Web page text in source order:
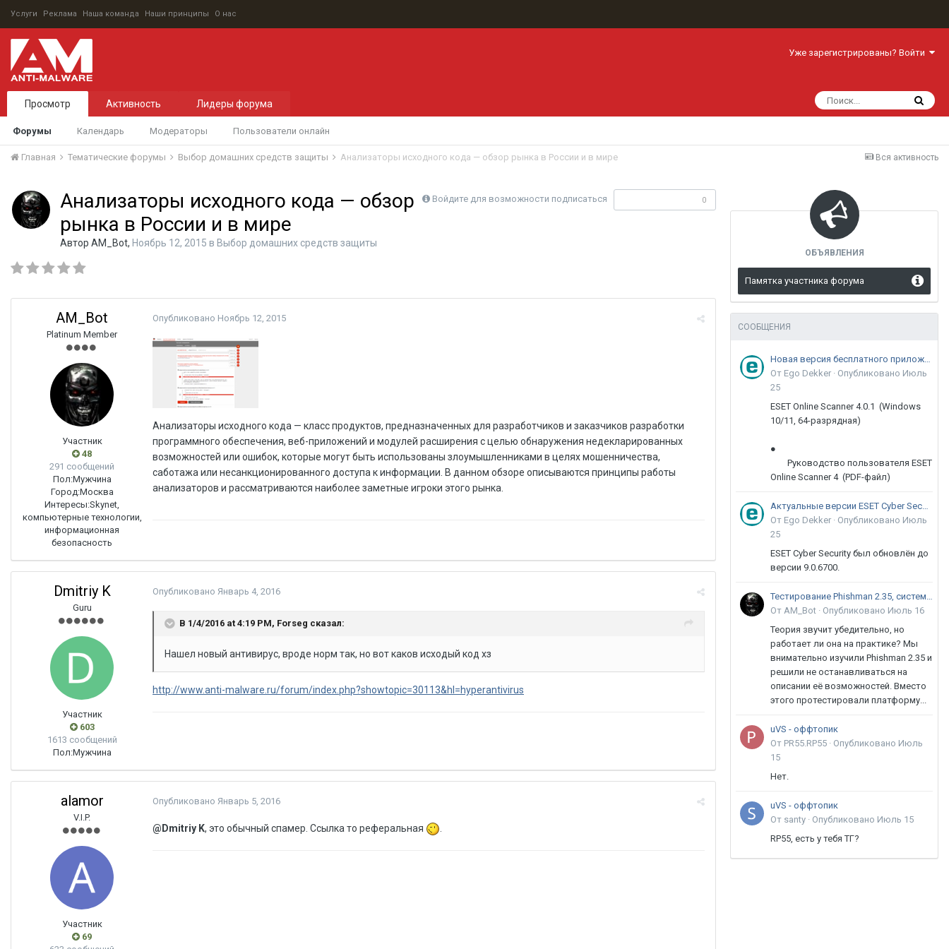
Услуги Реклама Наша команда Наши принципы О нас
Уже зарегистрированы? Войти
Просмотр
Форумы Календарь Модераторы Пользователи онлайн
Активность Лидеры форума
Вся активность
Главная Тематические форумы Выбор домашних средств защиты Анализаторы исходного кода — обзор рынка в России и в мире
Войдите для возможности подписаться 0
Анализаторы исходного кода — обзор
рынка в России и в мире
Автор AM_Bot, Ноябрь 12, 2015 в Выбор домашних средств защиты
AM_Bot
Platinum Member
Участник
48
291 сообщений
Пол:Мужчина
Город:Москва
Интересы:Skynet,
компьютерные технологии,
информационная
безопасность
Опубликовано Ноябрь 12, 2015
Анализаторы исходного кода — класс продуктов, предназначенных для разработчиков и заказчиков разработки
программного обеспечения, веб-приложений и модулей расширения с целью обнаружения недекларированных
возможностей или ошибок, которые могут быть использованы злоумышленниками в целях мошенничества,
саботажа или несанкционированного доступа к информации. В данном обзоре описываются принципы работы
анализаторов и рассматриваются наиболее заметные игроки этого рынка.
Dmitriy K
Guru
Участник
603
1613 сообщений
Пол:Мужчина
Опубликовано Январь 4, 2016
В 1/4/2016 at 4:19 PM, Forseg сказал:
Нашел новый антивирус, вроде норм так, но вот каков исходый код хз
http://www.anti-malware.ru/forum/index.php?showtopic=30113&hl=hyperantivirus
alamor
V.I.P.
Участник
69
Опубликовано Январь 5, 2016
@Dmitriy K, это обычный спамер. Ссылка то реферальная
ОБЪЯВЛЕНИЯ
Памятка участника форума
СООБЩЕНИЯ
Новая версия бесплатного приложения ESET Online Scanner доступна пользователям
От Ego Dekker · Опубликовано Июль
25
ESET Online Scanner 4.0.1 (Windows
10/11, 64-разрядная)
●
Руководство пользователя ESET
Online Scanner 4 (PDF-файл)
Актуальные версии ESET Cyber Security 9
От Ego Dekker · Опубликовано Июль
25
ESET Cyber Security был обновлён до
версии 9.0.6700.
Тестирование Phishman 2.35, системы повышения осведомлённости пользователей в сфере ИБ
От AM_Bot · Опубликовано Июль 16
Теория звучит убедительно, но
работает ли она на практике? Мы
внимательно изучили Phishman 2.35 и
решили не останавливаться на
описании её возможностей. Вместо
этого протестировали платформу...
uVS - оффтопик
От PR55.RP55 · Опубликовано Июль
15
Нет.
uVS - оффтопик
От santy · Опубликовано Июль 15
RP55, есть у тебя ТГ?